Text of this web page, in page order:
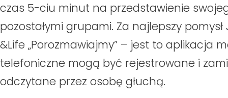
czas 5-ciu minut na przedstawienie
pozostałymi grupami. Za najlepszy
&Life „Porozmawiajmy” – jest to aplikacja
telefoniczne mogą być rejestrowane i
odczytane przez osobę głuchą.